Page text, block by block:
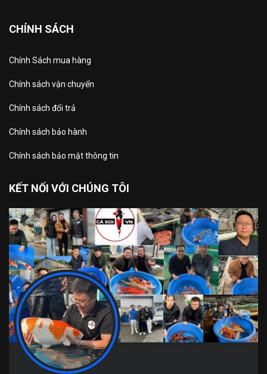
CHÍNH SÁCH
Chính Sách mua hàng
Chính sách vận chuyển
Chính sách đổi trả
Chính sách bảo hành
Chính sách bảo mật thông tin
KẾT NỐI VỚI CHÚNG TÔI